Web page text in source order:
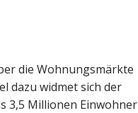
die Wohnungsmärkte
dazu widmet sich der
3,5 Millionen Einwohner